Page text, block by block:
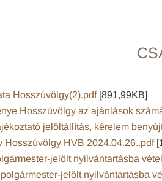
Hosszúvölgy(2).pdf[891,99KB]
Hosszúvölgy az ajánlások
jelöltállítás, kérelem
Hosszúvölgy HVB 2024.04.26..pdf
jelölt nyilvántartásba
jelölt nyilvántartásba